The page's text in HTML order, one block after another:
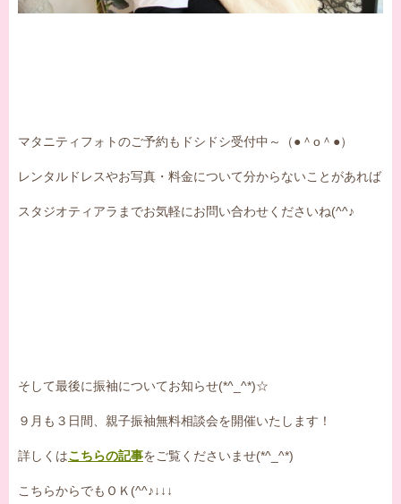
マタニティフォトのご予約もドシドシ受付中～（●＾o＾●）
レンタルドレスやお写真・料金について分からないことがあれば
スタジオティアラまでお気軽にお問い合わせくださいね(^^♪
そして最後に振袖についてお知らせ(*^_^*)☆
９月も３日間、親子振袖無料相談会を開催いたします！
詳しくはこちらの記事をご覧くださいませ(*^_^*)
こちらからでもＯＫ(^^♪↓↓↓